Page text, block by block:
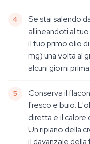
Se stai salendo
allineandoti al
il tuo primo olio
mg) una volta al
alcuni giorni
Conserva il
fresco e buio.
diretta e il calore
Un ripiano della
il davanzale della